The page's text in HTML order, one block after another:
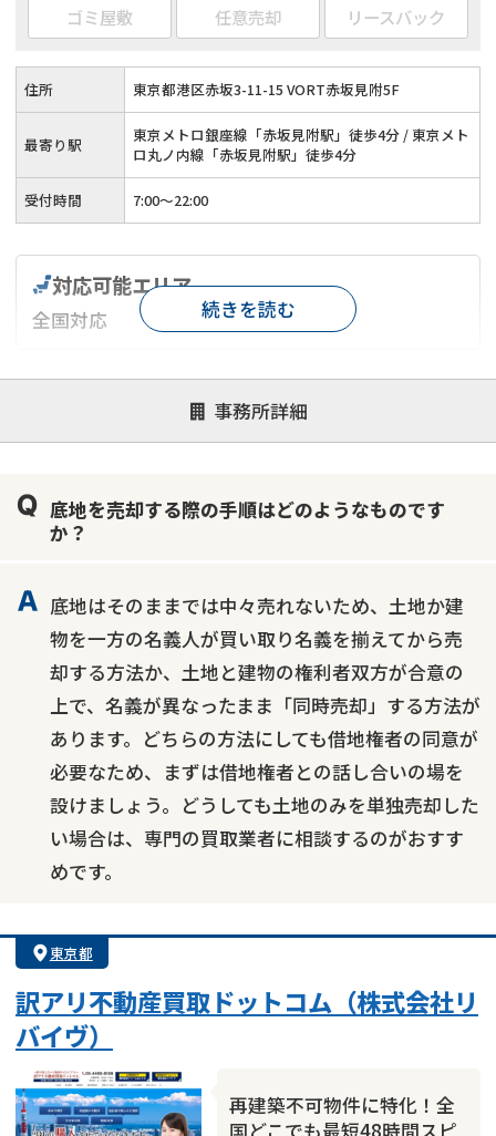
ゴミ屋敷
任意売却 リースバック
住所 東京都港区赤坂3-11-15 VORT赤坂見附5F
最寄り駅
東京メトロ銀座線「赤坂見附駅」徒歩4分 / 東京メト
ロ丸ノ内線「赤坂見附駅」徒歩4分
受付時間 7:00〜22:00
事務所詳細
対応可能エリア
全国対応
対応が親身 オンライン面談可能
レスポンスが早い
1億円以上の買取可
続きを読む
底地を売却する際の手順はどのようなものです
か？
底地はそのままでは中々売れないため、土地か建
物を一方の名義人が買い取り名義を揃えてから売
却する方法か、土地と建物の権利者双方が合意の
上で、名義が異なったまま「同時売却」する方法が
あります。どちらの方法にしても借地権者の同意が
必要なため、まずは借地権者との話し合いの場を
設けましょう。どうしても土地のみを単独売却した
い場合は、専門の買取業者に相談するのがおすす
めです。
東京都
訳アリ不動産買取ドットコム（株式会社リ
バイヴ）
再建築不可物件に特化！全
国どこでも最短48時間スピ